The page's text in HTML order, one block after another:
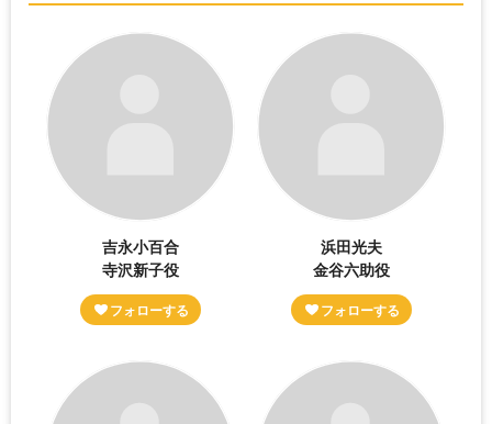
吉永小百合
寺沢新子役
浜田光夫
金谷六助役